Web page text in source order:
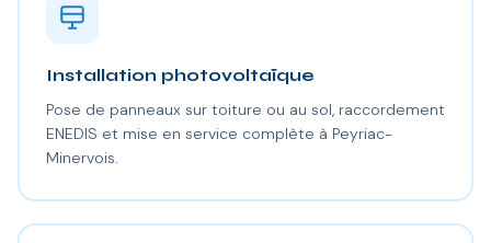
Installation photovoltaïque
Pose de panneaux sur toiture ou au sol, raccordement
ENEDIS et mise en service complète à Peyriac-
Minervois.